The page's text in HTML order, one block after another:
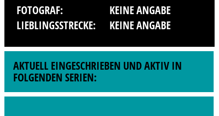
FOTOGRAF:
KEINE ANGABE
LIEBLINGSSTRECKE:
KEINE ANGABE
AKTUELL EINGESCHRIEBEN UND AKTIV IN
FOLGENDEN SERIEN: